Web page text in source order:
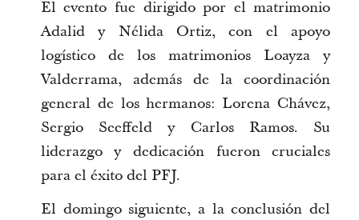
El evento fue dirigido por el matrimonio
Adalid y Nélida Ortiz, con el apoyo
logístico de los matrimonios Loayza y
Valderrama, además de la coordinación
general de los hermanos: Lorena Chávez,
Sergio Seeffeld y Carlos Ramos. Su
liderazgo y dedicación fueron cruciales
para el éxito del PFJ.
El domingo siguiente, a la conclusión del